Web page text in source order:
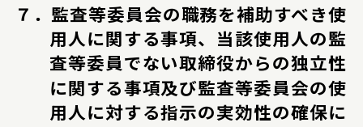
７．監査等委員会の職務を補助すべき使
用人に関する事項、当該使用人の監
査等委員でない取締役からの独立性
に関する事項及び監査等委員会の使
用人に対する指示の実効性の確保に